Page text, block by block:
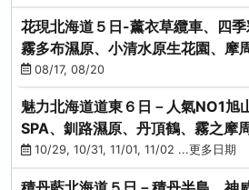
花現北海道５日-薰衣草纜車、四季
霧多布濕原、小清水原生花園、摩
泉SPA、螃蟹吃到飽
08/17, 08/20
魅力北海道道東６日－人氣NO1旭
SPA、釧路濕原、丹頂鶴、霧之摩
體驗10/29, 10/31, 11/01, 11/02 ...更多日期